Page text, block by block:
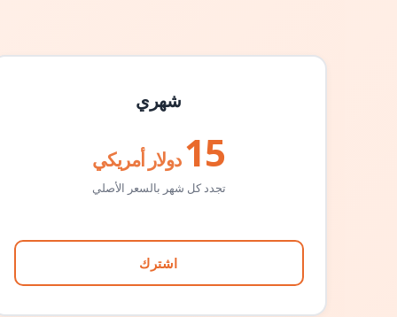
شهري
15 دولار أمريكي
تجدد كل شهر بالسعر الأصلي
اشترك